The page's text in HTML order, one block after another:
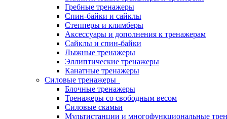
Гребные тренажеры
Спин-байки и сайклы
Степперы и климберы
Аксессуары и дополнения к тренажерам
Сайклы и спин-байки
Лыжные тренажеры
Эллиптические тренажеры
Канатные тренажеры
Силовые тренажеры
Блочные тренажеры
Тренажеры со свободным весом
Силовые скамьи
Мультистанции и многофункциональные